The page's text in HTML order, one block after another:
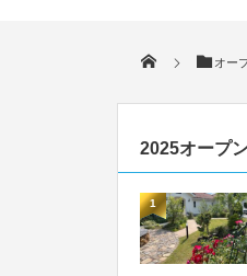
オー
2025オープ
1